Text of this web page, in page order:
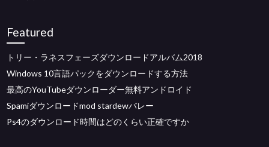
Featured
トリー・ラネスフェーズダウンロードアルバム2018
Windows 10言語パックをダウンロードする方法
最高のYouTubeダウンローダー無料アンドロイド
Spamiダウンロードmod stardewバレー
Ps4のダウンロード時間はどのくらい正確ですか